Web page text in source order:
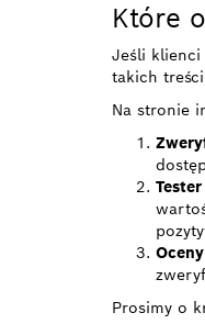
Które
Jeśli klienci
takich
Na stronie
Prosimy o